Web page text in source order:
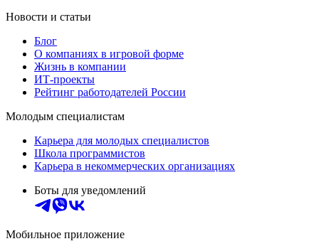
Новости и статьи
Блог
О компаниях в игровой форме
Жизнь в компании
ИТ-проекты
Рейтинг работодателей России
Молодым специалистам
Карьера для молодых специалистов
Школа программистов
Карьера в некоммерческих организациях
Боты для уведомлений
Мобильное приложение